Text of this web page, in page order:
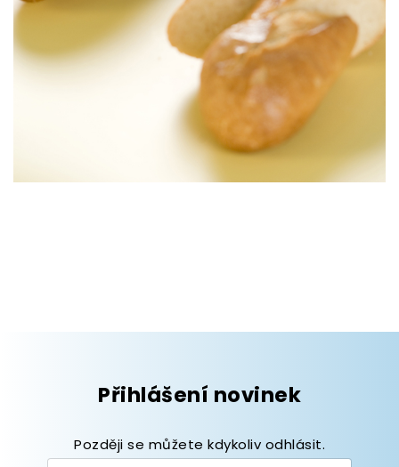
Přihlášení novinek
Později se můžete kdykoliv odhlásit.